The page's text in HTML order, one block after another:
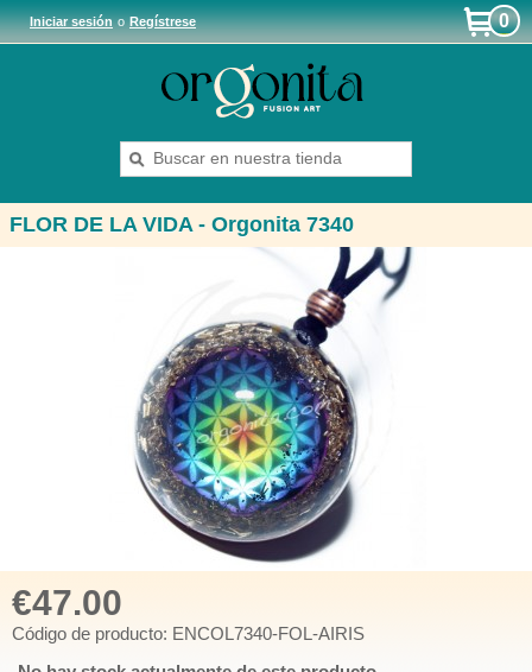
Iniciar sesiónoRegístrese 0
FLOR DE LA VIDA - Orgonita 7340
€47.00
Código de producto: ENCOL7340-FOL-AIRIS